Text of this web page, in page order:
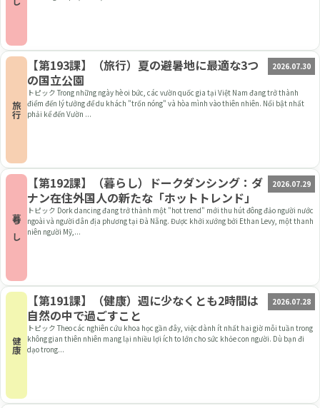
旅行
【第193課】（旅行）夏の避暑地に最適な3つ
の国立公園
2026.07.30
トピック Trong những ngày hè oi bức, các vườn quốc gia tại Việt Nam đang trở thành
điểm đến lý tưởng để du khách "trốn nóng" và hòa mình vào thiên nhiên. Nổi bật nhất
phải kể đến Vườn ...
暮らし
【第192課】（暮らし）ドークダンシング：ダ
ナン在住外国人の新たな「ホットトレンド」
2026.07.29
トピック Dork dancing đang trở thành một "hot trend" mới thu hút đông đảo người nước
ngoài và người dân địa phương tại Đà Nẵng. Được khởi xướng bởi Ethan Levy, một thanh
niên người Mỹ,...
健康
【第191課】（健康）週に少なくとも2時間は
自然の中で過ごすこと
2026.07.28
トピック Theo các nghiên cứu khoa học gần đây, việc dành ít nhất hai giờ mỗi tuần trong
không gian thiên nhiên mang lại nhiều lợi ích to lớn cho sức khỏe con người. Dù bạn đi
dạo trong...